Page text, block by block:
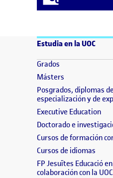
Estudia en la UOC
Grados (se abre en
Másters (se abre en
Posgrados, diplomas de
especialización y de
Executive Education(se
Doctorado e
Cursos de formación
Cursos de idiomas (se
FP Jesuïtes Educació en
colaboración con la UOC